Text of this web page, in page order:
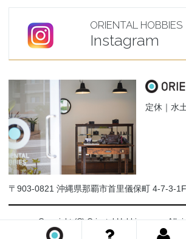
ORIENTAL HOBBIES
Instagram
定休｜水
〒903-0821 沖縄県那覇市首里儀保町 4-7-3-1F
Copyright (C) Oriental-Hobbies.com. All